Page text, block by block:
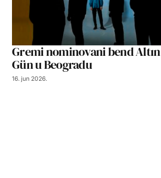
Gremi nominovani bend Altın
Gün u Beogradu
16. jun 2026.